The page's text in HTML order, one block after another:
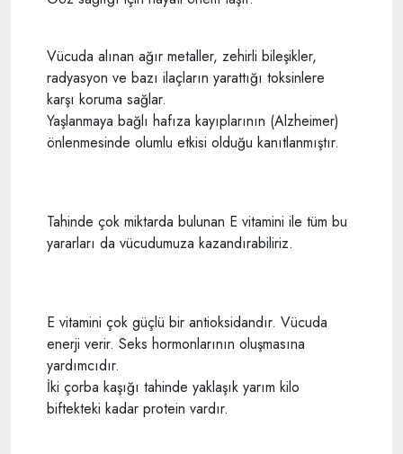
Vücuda alınan ağır metaller, zehirli bileşikler,
radyasyon ve bazı ilaçların yarattığı toksinlere
karşı koruma sağlar.
Yaşlanmaya bağlı hafıza kayıplarının (Alzheimer)
önlenmesinde olumlu etkisi olduğu kanıtlanmıştır.
Tahinde çok miktarda bulunan E vitamini ile tüm bu
yararları da vücudumuza kazandırabiliriz.
E vitamini çok güçlü bir antioksidandır. Vücuda
enerji verir. Seks hormonlarının oluşmasına
yardımcıdır.
İki çorba kaşığı tahinde yaklaşık yarım kilo
biftekteki kadar protein vardır.